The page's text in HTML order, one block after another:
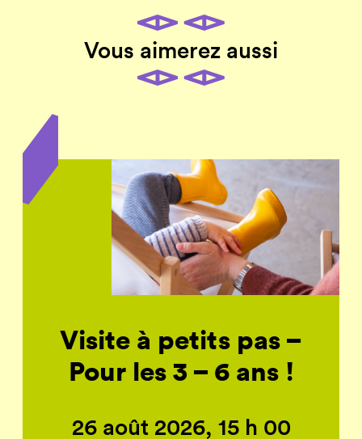
Vous aimerez aussi
Visite à petits pas –
Pour les 3 – 6 ans !
26 août 2026, 15 h 00